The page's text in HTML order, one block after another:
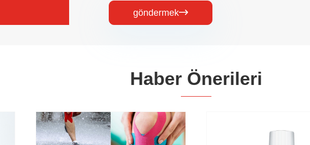
göndermek
Haber Önerileri